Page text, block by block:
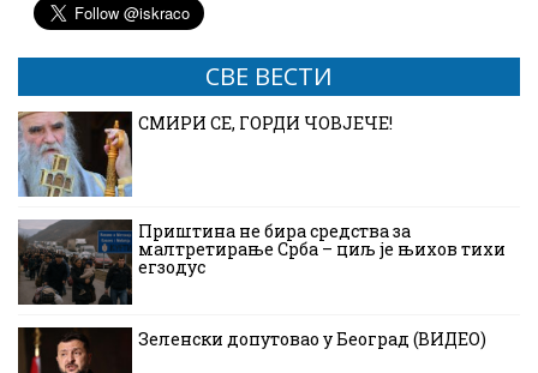
СВЕ ВЕСТИ
СМИРИ СЕ, ГОРДИ ЧОВЈЕЧЕ!
Приштина не бира средства за
малтретирање Срба – циљ је њихов тихи
егзодус
Зеленски допутовао у Београд (ВИДЕО)